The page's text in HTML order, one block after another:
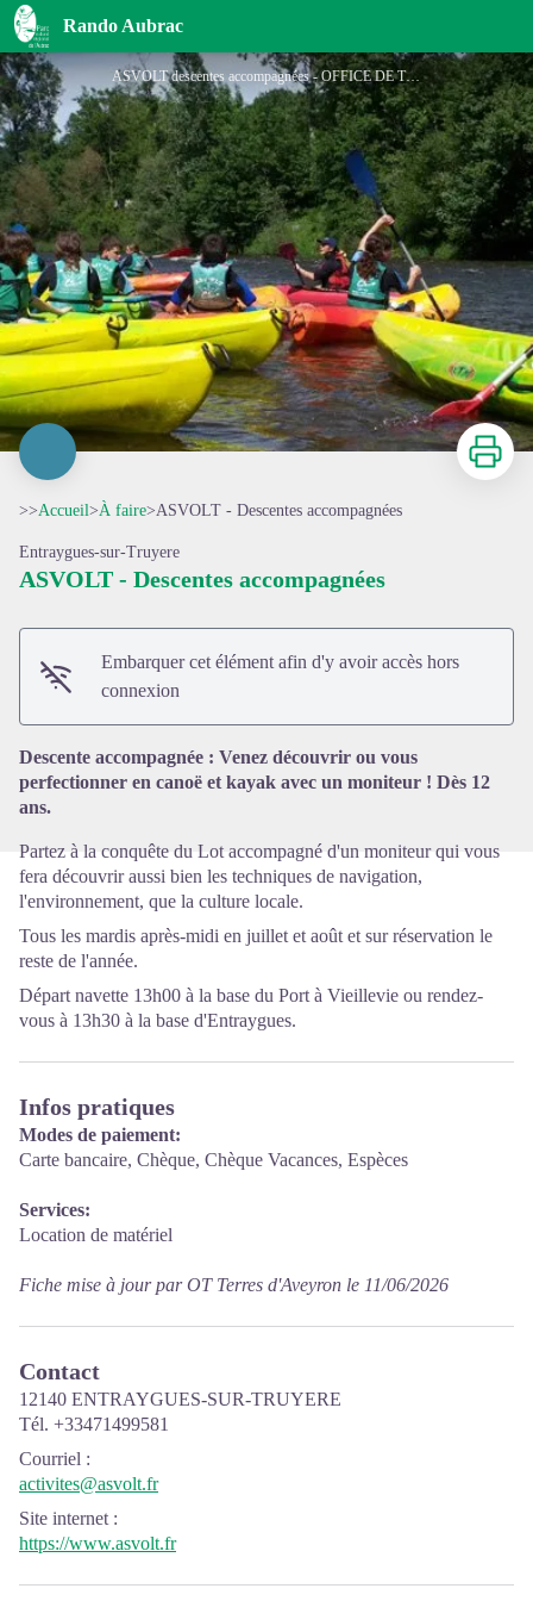
Rando Aubrac
ASVOLT - Descentes accompagnées
ASVOLT descentes accompagnées - OFFICE DE TOURISME DU CANTON D'ENTRAYGUES SUR TRUYERE
Voir l'image en plein écran
Imprimer
>>Accueil>À faire>ASVOLT - Descentes accompagnées
Entraygues-sur-Truyere
ASVOLT - Descentes accompagnées
Embarquer cet élément afin d'y avoir accès hors
connexion
Descente accompagnée : Venez découvrir ou vous
perfectionner en canoë et kayak avec un moniteur ! Dès 12
ans.
Partez à la conquête du Lot accompagné d'un moniteur qui vous
fera découvrir aussi bien les techniques de navigation,
l'environnement, que la culture locale.
Tous les mardis après-midi en juillet et août et sur réservation le
reste de l'année.
Départ navette 13h00 à la base du Port à Vieillevie ou rendez-
vous à 13h30 à la base d'Entraygues.
Infos pratiques
Modes de paiement:
Carte bancaire, Chèque, Chèque Vacances, Espèces
Services:
Location de matériel
Fiche mise à jour par OT Terres d'Aveyron le 11/06/2026
Contact
12140 ENTRAYGUES-SUR-TRUYERE
Tél. +33471499581
Courriel :
activites@asvolt.fr
Site internet:
https://www.asvolt.fr